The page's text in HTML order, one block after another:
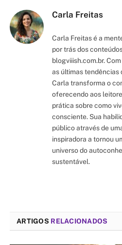
Carla Freitas
Carla Freitas é a
por trás dos
blogviiish.com.br.
as últimas tendências
Carla transforma o
oferecendo aos
prática sobre como
consciente. Sua
público através de
inspiradora a tornou
universo do
sustentável.
ARTIGOS RELACIONADOS